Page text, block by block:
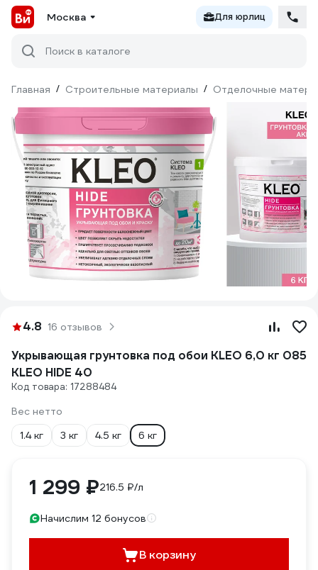
Москва Для юрлиц
Поиск в каталоге
Главная / Строительные материалы / Отделочные
4.8 16 отзывов
Укрывающая грунтовка под обои KLEO 6,0 кг 085
KLEO HIDE 40
Код товара: 17288484
Вес нетто
1.4 кг
3 кг 4.5 кг 6 кг
1 299 ₽216.5 ₽/л
Начислим 12 бонусов
В корзину